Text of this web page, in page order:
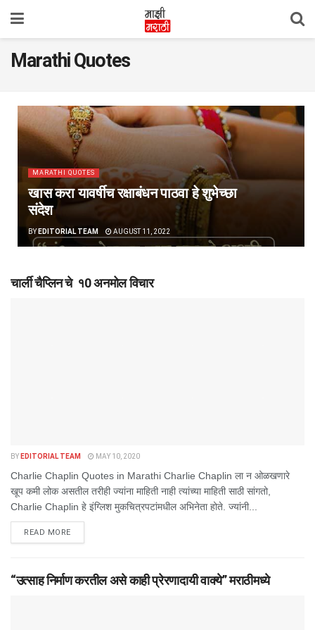
Marathi Quotes
MARATHI QUOTES
खास करा यावर्षीच रक्षाबंधन पाठवा हे शुभेच्छा
संदेश
BY EDITORIAL TEAM AUGUST 11, 2022
चार्ली चैप्लिन चे १0 अनमोल विचार
BY EDITORIAL TEAM MAY 10, 2020
Charlie Chaplin Quotes in Marathi Charlie Chaplin ला न ओळखणारे
खूप कमी लोक असतील तरीही ज्यांना माहिती नाही त्यांच्या माहिती साठी सांगतो,
Charlie Chaplin हे इंग्लिश मुकचित्रपटांमधील अभिनेता होते. ज्यांनी...
READ MOREDETAILS
“उत्साह निर्माण करतील असे काही प्रेरणादायी वाक्ये” मराठीमध्ये